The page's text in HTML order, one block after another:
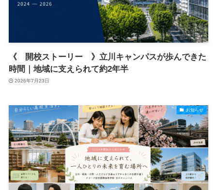
《 開校ストーリー 》立川キャンパスが歩んできた
時間｜地域に支えられて約2年半
2026年7月23日
お知らせ